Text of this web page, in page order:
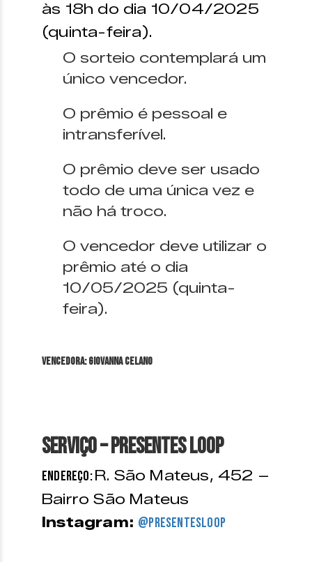
às 18h do dia 10/04/2025
(quinta-feira).
O sorteio contemplará um
único vencedor.
O prêmio é pessoal e
intransferível.
O prêmio deve ser usado
todo de uma única vez e
não há troco.
O vencedor deve utilizar o
prêmio até o dia
10/05/2025 (quinta-
feira).
VENCEDORA: Giovanna Celano
Serviço – Presentes LOOP
Endereço:R. São Mateus, 452 –
Bairro São Mateus
Instagram: @presentesloop